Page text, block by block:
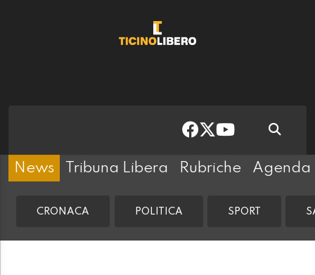
News Tribuna Libera Rubriche Agenda
CRONACA POLITICA SPORT